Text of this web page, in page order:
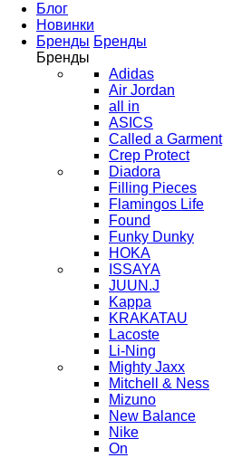
Блог
Новинки
Бренды Бренды
Бренды
Adidas
Air Jordan
all in
ASICS
Called a Garment
Crep Protect
Diadora
Filling Pieces
Flamingos Life
Found
Funky Dunky
HOKA
ISSAYA
JUUN.J
Kappa
KRAKATAU
Lacoste
Li-Ning
Mighty Jaxx
Mitchell & Ness
Mizuno
New Balance
Nike
On